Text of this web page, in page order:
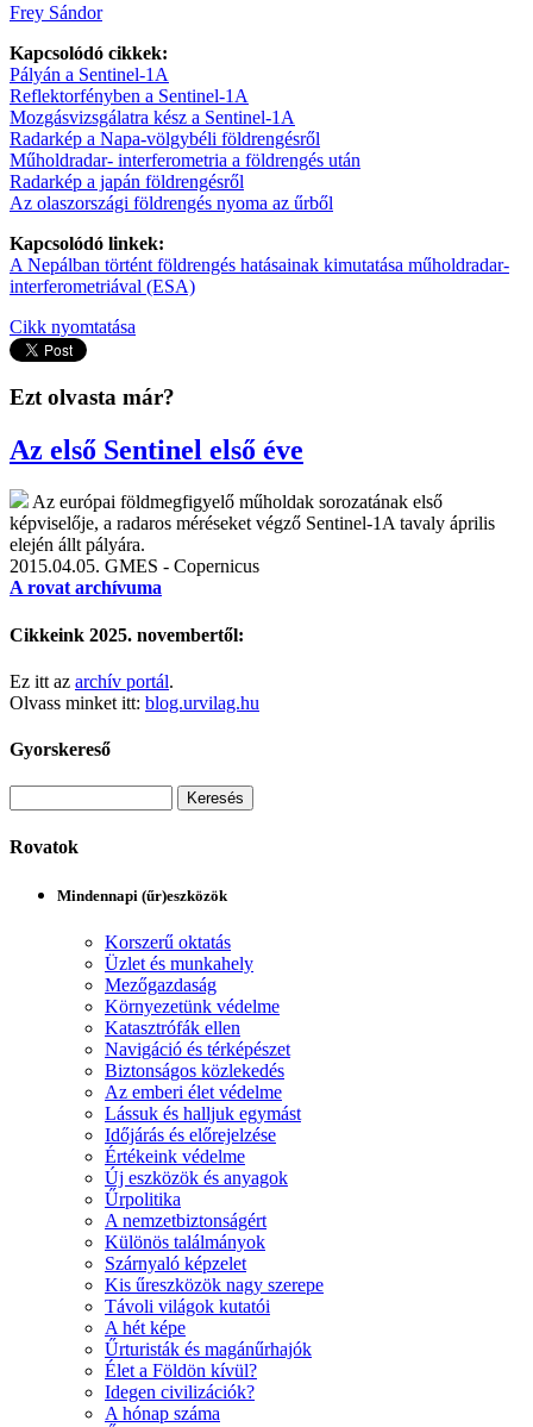
Frey Sándor
Kapcsolódó cikkek:
Pályán a Sentinel-1A
Reflektorfényben a Sentinel-1A
Mozgásvizsgálatra kész a Sentinel-1A
Radarkép a Napa-völgybéli földrengésről
Műholdradar- interferometria a földrengés után
Radarkép a japán földrengésről
Az olaszországi földrengés nyoma az űrből
Kapcsolódó linkek:
A Nepálban történt földrengés hatásainak kimutatása műholdradar-
interferometriával (ESA)
Cikk nyomtatása
Ezt olvasta már?
Az első Sentinel első éve
Az európai földmegfigyelő műholdak sorozatának első
képviselője, a radaros méréseket végző Sentinel-1A tavaly április
elején állt pályára.
2015.04.05. GMES - Copernicus
A rovat archívuma
Cikkeink 2025. novembertől:
Ez itt az archív portál.
Olvass minket itt: blog.urvilag.hu
Gyorskereső
Rovatok
Mindennapi (űr)eszközök
Korszerű oktatás
Üzlet és munkahely
Mezőgazdaság
Környezetünk védelme
Katasztrófák ellen
Navigáció és térképészet
Biztonságos közlekedés
Az emberi élet védelme
Lássuk és halljuk egymást
Időjárás és előrejelzése
Értékeink védelme
Új eszközök és anyagok
Űrpolitika
A nemzetbiztonságért
Különös találmányok
Szárnyaló képzelet
Kis űreszközök nagy szerepe
Távoli világok kutatói
A hét képe
Űrturisták és magánűrhajók
Élet a Földön kívül?
Idegen civilizációk?
A hónap száma